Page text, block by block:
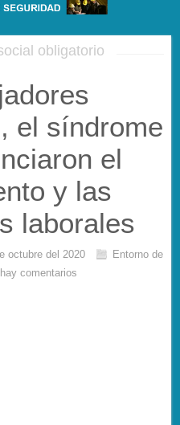
obligatorio
el síndrome
el
y las
laborales
octubre del 2020
Entorno de
comentarios